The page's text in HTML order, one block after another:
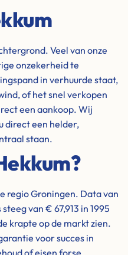
Veel van onze
onzekerheid te
in verhuurde staat,
of het snel verkopen
een aankoop. Wij
direct een helder,
staan.
regio Groningen. Data van
van € 67,913 in 1995
krapte op de markt zien.
voor succes in
of eisen forse